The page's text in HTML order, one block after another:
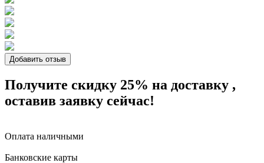
Добавить отзыв
Получите скидку 25% на доставку ,
оставив заявку сейчас!
Оплата наличными
Банковские карты